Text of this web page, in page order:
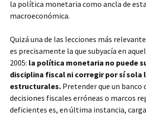
la política monetaria como ancla de
macroeconómica.
Quizá una de las lecciones más
es precisamente la que subyacía en
2005: la política monetaria no puede
disciplina fiscal ni corregir por sí sola
estructurales. Pretender que un
decisiones fiscales erróneas o marcos
deficientes es, en última instancia,